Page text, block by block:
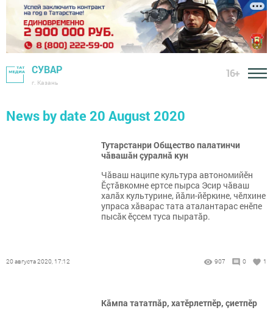
СУВАР
г. Казань
16+
News by date 20 August 2020
Тутарстанри Общество палатинчи
чăвашăн çуралнă кун
Чăваш наципе культура автономийӗн
Ӗçтăвкомне ертсе пырса Эсир чăваш
халăх культурине, йăли-йӗркине, чӗлхине
упраса хăварас тата аталантарас енӗпе
пысăк ӗçсем туса пыратăр.
20 августа 2020, 17:12 907 0 1
Кăмпа тататпăр, хатӗрлетпӗр, çиетпӗр